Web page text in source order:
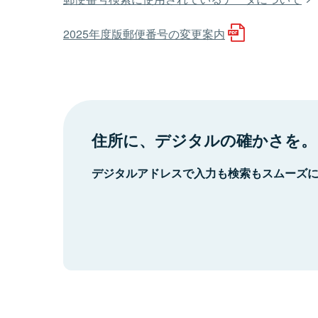
2025年度版郵便番号の変更案内
住所に、デジタルの確かさを。
デジタルアドレスで入力も検索もスムーズ